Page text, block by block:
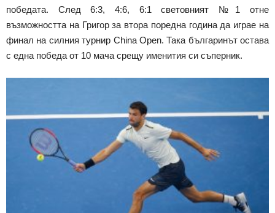
победата. След 6:3, 4:6, 6:1 световният №1 отне
възможността на Григор за втора поредна година да играе на
финал на силния турнир China Open. Така българинът остава
с една победа от 10 мача срещу именития си съперник.